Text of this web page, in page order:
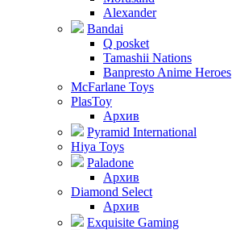
Alexander
Bandai
Q posket
Tamashii Nations
Banpresto Anime Heroes
McFarlane Toys
PlasToy
Архив
Pyramid International
Hiya Toys
Paladone
Архив
Diamond Select
Архив
Exquisite Gaming